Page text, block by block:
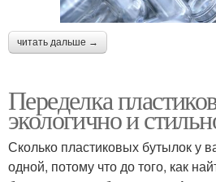
читать дальше →
Переделка
экологично и
Сколько пластиковых бутылок у
одной, потому что до того, как